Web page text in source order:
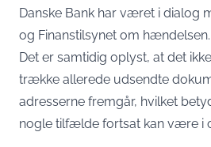
Danske Bank har været i dialog
og Finanstilsynet om hændelsen.
Det er samtidig oplyst, at det
trække allerede udsendte
adresserne fremgår, hvilket
nogle tilfælde fortsat kan være i